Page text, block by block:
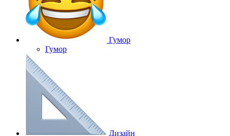
Гумор
Гумор
Дизайн